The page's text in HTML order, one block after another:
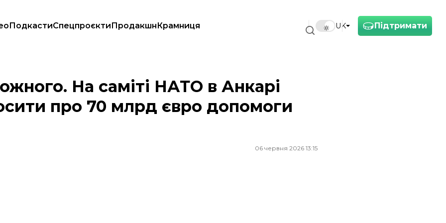
Підтримати
UK
ПодкастиСпецпроєктиПродакшнКрамниця
оголосити про 70 млрд євро допомоги для України — Politico
На саміті НАТО в Анкарі
про 70 млрд євро допомоги
06 червня 2026 13:15